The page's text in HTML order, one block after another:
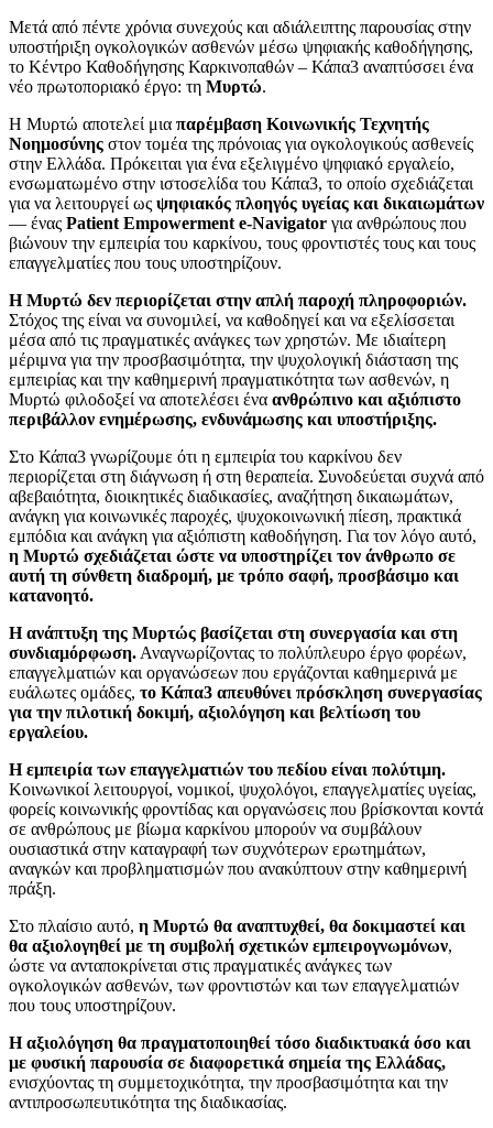
Μετά από πέντε χρόνια συνεχούς και αδιάλειπτης παρουσίας στην
υποστήριξη ογκολογικών ασθενών μέσω ψηφιακής καθοδήγησης,
το Κέντρο Καθοδήγησης Καρκινοπαθών – Κάπα3 αναπτύσσει ένα
νέο πρωτοποριακό έργο: τη Μυρτώ.
Η Μυρτώ αποτελεί μια παρέμβαση Κοινωνικής Τεχνητής
Νοημοσύνης στον τομέα της πρόνοιας για ογκολογικούς ασθενείς
στην Ελλάδα. Πρόκειται για ένα εξελιγμένο ψηφιακό εργαλείο,
ενσωματωμένο στην ιστοσελίδα του Κάπα3, το οποίο σχεδιάζεται
για να λειτουργεί ως ψηφιακός πλοηγός υγείας και δικαιωμάτων
— ένας Patient Empowerment e-Navigator για ανθρώπους που
βιώνουν την εμπειρία του καρκίνου, τους φροντιστές τους και τους
επαγγελματίες που τους υποστηρίζουν.
Η Μυρτώ δεν περιορίζεται στην απλή παροχή πληροφοριών.
Στόχος της είναι να συνομιλεί, να καθοδηγεί και να εξελίσσεται
μέσα από τις πραγματικές ανάγκες των χρηστών. Με ιδιαίτερη
μέριμνα για την προσβασιμότητα, την ψυχολογική διάσταση της
εμπειρίας και την καθημερινή πραγματικότητα των ασθενών, η
Μυρτώ φιλοδοξεί να αποτελέσει ένα ανθρώπινο και αξιόπιστο
περιβάλλον ενημέρωσης, ενδυνάμωσης και υποστήριξης.
Στο Κάπα3 γνωρίζουμε ότι η εμπειρία του καρκίνου δεν
περιορίζεται στη διάγνωση ή στη θεραπεία. Συνοδεύεται συχνά από
αβεβαιότητα, διοικητικές διαδικασίες, αναζήτηση δικαιωμάτων,
ανάγκη για κοινωνικές παροχές, ψυχοκοινωνική πίεση, πρακτικά
εμπόδια και ανάγκη για αξιόπιστη καθοδήγηση. Για τον λόγο αυτό,
η Μυρτώ σχεδιάζεται ώστε να υποστηρίζει τον άνθρωπο σε
αυτή τη σύνθετη διαδρομή, με τρόπο σαφή, προσβάσιμο και
κατανοητό.
Η ανάπτυξη της Μυρτώς βασίζεται στη συνεργασία και στη
συνδιαμόρφωση. Αναγνωρίζοντας το πολύπλευρο έργο φορέων,
επαγγελματιών και οργανώσεων που εργάζονται καθημερινά με
ευάλωτες ομάδες, το Κάπα3 απευθύνει πρόσκληση συνεργασίας
για την πιλοτική δοκιμή, αξιολόγηση και βελτίωση του
εργαλείου.
Η εμπειρία των επαγγελματιών του πεδίου είναι πολύτιμη.
Κοινωνικοί λειτουργοί, νομικοί, ψυχολόγοι, επαγγελματίες υγείας,
φορείς κοινωνικής φροντίδας και οργανώσεις που βρίσκονται κοντά
σε ανθρώπους με βίωμα καρκίνου μπορούν να συμβάλουν
ουσιαστικά στην καταγραφή των συχνότερων ερωτημάτων,
αναγκών και προβληματισμών που ανακύπτουν στην καθημερινή
πράξη.
Στο πλαίσιο αυτό, η Μυρτώ θα αναπτυχθεί, θα δοκιμαστεί και
θα αξιολογηθεί με τη συμβολή σχετικών εμπειρογνωμόνων,
ώστε να ανταποκρίνεται στις πραγματικές ανάγκες των
ογκολογικών ασθενών, των φροντιστών και των επαγγελματιών
που τους υποστηρίζουν.
Η αξιολόγηση θα πραγματοποιηθεί τόσο διαδικτυακά όσο και
με φυσική παρουσία σε διαφορετικά σημεία της Ελλάδας,
ενισχύοντας τη συμμετοχικότητα, την προσβασιμότητα και την
αντιπροσωπευτικότητα της διαδικασίας.